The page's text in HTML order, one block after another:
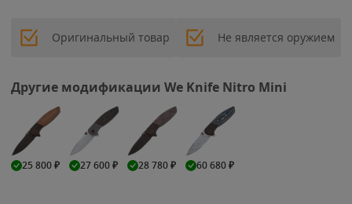
Оригинальный товар Не является оружием
Другие модификации We Knife Nitro Mini
25 800₽ 27 600₽ 28 780₽ 60 680₽